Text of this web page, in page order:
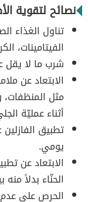
نصائح لتقوية
تناول الغذاء
الفيتامينات،
شرب ما لا يقل
الابتعاد عن
مثل
أثناء عمليّة
تطبيق
يومي.
الابتعاد عن
الحنّاء بدلاً
الحرص على عدم